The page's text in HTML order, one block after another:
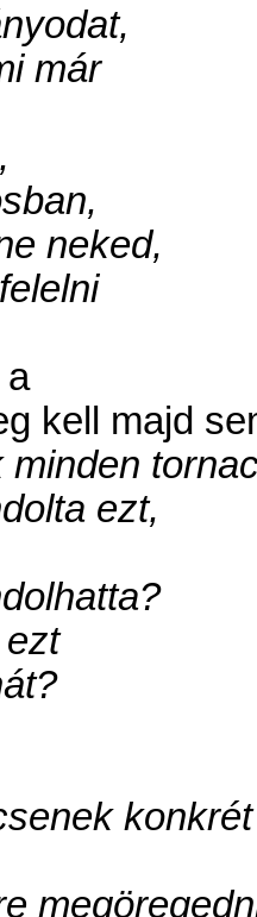
már
neked,
a
kell majd
ezt,
konkrét